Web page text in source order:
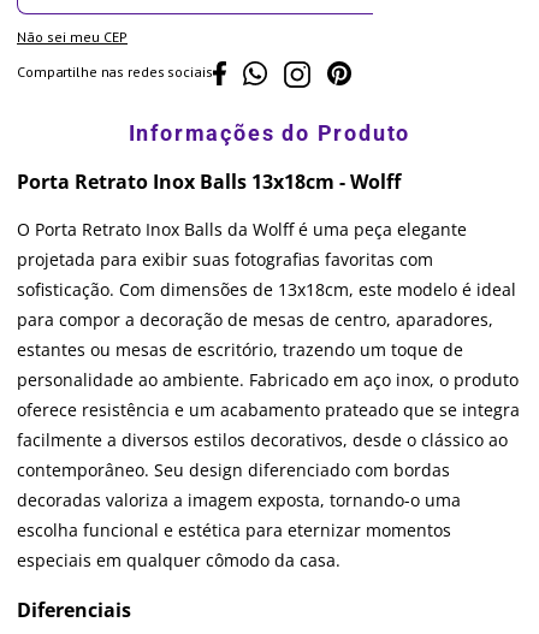
Não sei meu CEP
Compartilhe nas redes sociais
Porta Retrato Inox Balls 13x18cm - Wolff
O Porta Retrato Inox Balls da Wolff é uma peça elegante
projetada para exibir suas fotografias favoritas com
sofisticação. Com dimensões de 13x18cm, este modelo é ideal
para compor a decoração de mesas de centro, aparadores,
estantes ou mesas de escritório, trazendo um toque de
personalidade ao ambiente. Fabricado em aço inox, o produto
oferece resistência e um acabamento prateado que se integra
facilmente a diversos estilos decorativos, desde o clássico ao
contemporâneo. Seu design diferenciado com bordas
decoradas valoriza a imagem exposta, tornando-o uma
escolha funcional e estética para eternizar momentos
especiais em qualquer cômodo da casa.
Diferenciais